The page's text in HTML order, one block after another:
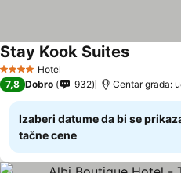
4 ZvezdiceHotel
Stay Kook Suites
7,8 Dobro 932 Centar grada:
Izaberi datume da bi se
tačne cene